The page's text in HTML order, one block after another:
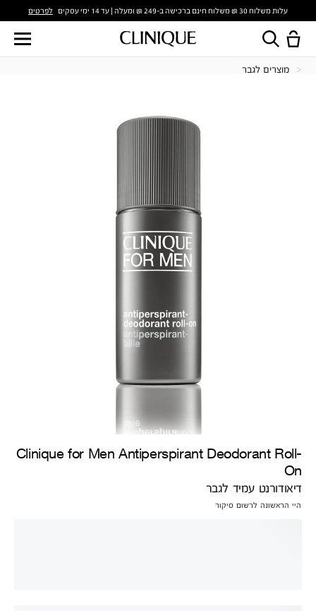
עלות משלוח 30 ₪ משלוח חינם ברכישה ב-249 ₪ ומעלה | עד 14 ימי עסקים לפרטים
מוצרים לגבר
Clinique for Men Antiperspirant Deodorant Roll-
On
דיאודורנט עמיד לגבר
היי הראשונה לרשום סיקור